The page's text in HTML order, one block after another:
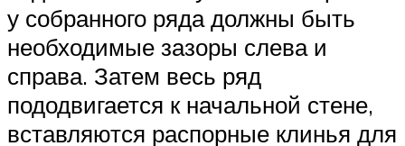
у собранного ряда должны быть
необходимые зазоры слева и
справа. Затем весь ряд
пододвигается к начальной стене,
вставляются распорные клинья для